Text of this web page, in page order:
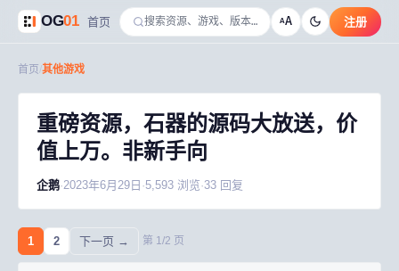
OG01 首页 AA 注册
首页 其他游戏
重磅资源，石器的源码大放送，价
值上万。非新手向
企鹅·2023年6月29日 ·5,593 浏览·33 回复
1 2 下一页 → 第 1/2 页